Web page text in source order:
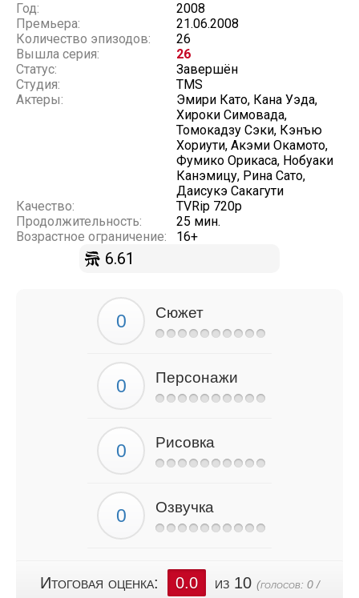
Год:
2008
Премьера:
21.06.2008
Количество эпизодов:
26
Вышла серия:
26
Статус:
Завершён
Студия:
TMS
Актеры:
Эмири Като, Кана Уэда,
Хироки Симовада,
Томокадзу Сэки, Кэнъю
Хориути, Акэми Окамото,
Фумико Орикаса, Нобуаки
Канэмицу, Рина Сато,
Даисукэ Сакагути
Качество:
TVRip 720p
Продолжительность:
25 мин.
Возрастное ограничение:
16+
6.61
Сюжет
Персонажи
Рисовка
Озвучка
Итоговая оценка: 0.0 из 10 (голосов: 0/